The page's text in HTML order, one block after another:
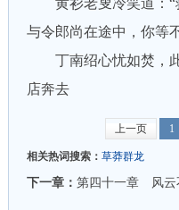
黄衫老叟冷笑道：“
与令郎尚在途中，你等
丁南绍心忧如焚，此
店奔去
上一页 1
相关热词搜索： 草莽群龙
下一章： 第四十一章 风云